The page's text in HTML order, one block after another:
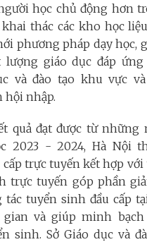
học chủ động hơn
thác các kho học
phương pháp dạy học,
lượng giáo dục đáp ứng
và đào tạo khu vực
hội nhập.
quả đạt được từ những
2023 - 2024, Hà Nội
trực tuyến kết hợp với
trực tuyến góp phần
tuyển sinh đầu cấp
và giúp minh bạch
sinh. Sở Giáo dục và